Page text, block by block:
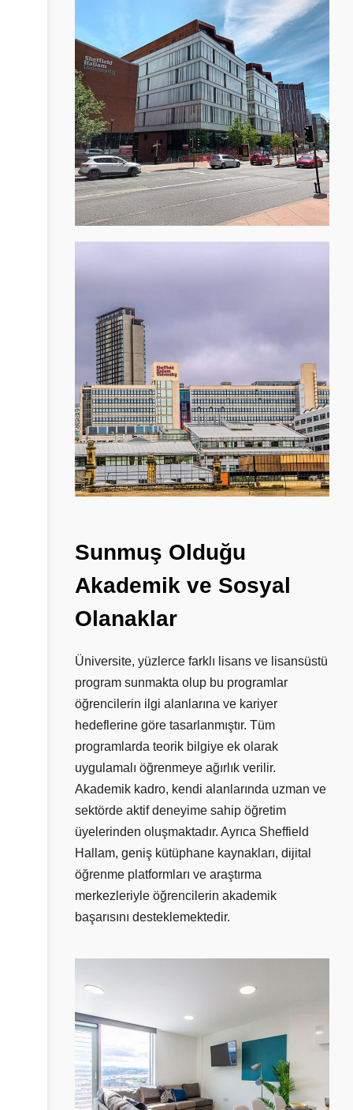
Sunmuş Olduğu
Akademik ve Sosyal
Olanaklar
Üniversite, yüzlerce farklı lisans ve lisansüstü
program sunmakta olup bu programlar
öğrencilerin ilgi alanlarına ve kariyer
hedeflerine göre tasarlanmıştır. Tüm
programlarda teorik bilgiye ek olarak
uygulamalı öğrenmeye ağırlık verilir.
Akademik kadro, kendi alanlarında uzman ve
sektörde aktif deneyime sahip öğretim
üyelerinden oluşmaktadır. Ayrıca Sheffield
Hallam, geniş kütüphane kaynakları, dijital
öğrenme platformları ve araştırma
merkezleriyle öğrencilerin akademik
başarısını desteklemektedir.